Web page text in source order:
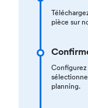
pièce sur
Configurez
planning.